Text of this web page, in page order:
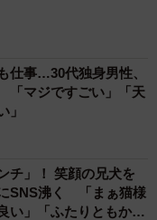
仕事…30代独身男性、
「マジですごい」「天
」
チ」！ 笑顔の兄犬を
SNS沸く 「まぁ猫様
い」「ふたりともかわ